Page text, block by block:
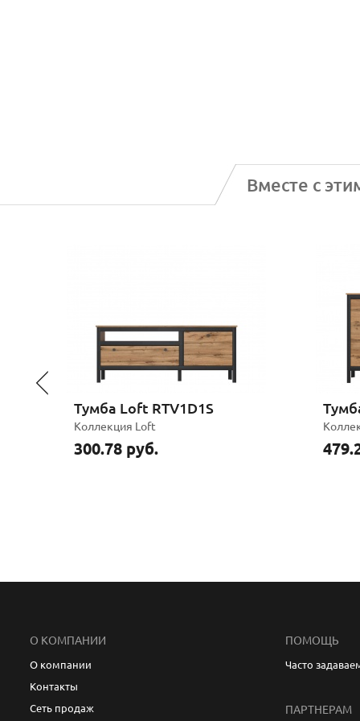
Вместе с
Тумба Loft RTV1D1S
Коллекция Loft
300.78 руб.
О КОМПАНИИ
О компании
Контакты
Сеть продаж
ПОМОЩЬ
Часто
ПАРТНЕРАМ